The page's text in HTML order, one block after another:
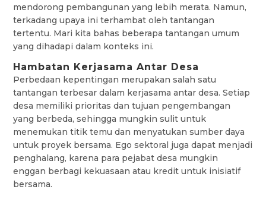
mendorong pembangunan yang lebih merata. Namun,
terkadang upaya ini terhambat oleh tantangan
tertentu. Mari kita bahas beberapa tantangan umum
yang dihadapi dalam konteks ini.
Hambatan Kerjasama Antar Desa
Perbedaan kepentingan merupakan salah satu
tantangan terbesar dalam kerjasama antar desa. Setiap
desa memiliki prioritas dan tujuan pengembangan
yang berbeda, sehingga mungkin sulit untuk
menemukan titik temu dan menyatukan sumber daya
untuk proyek bersama. Ego sektoral juga dapat menjadi
penghalang, karena para pejabat desa mungkin
enggan berbagi kekuasaan atau kredit untuk inisiatif
bersama.